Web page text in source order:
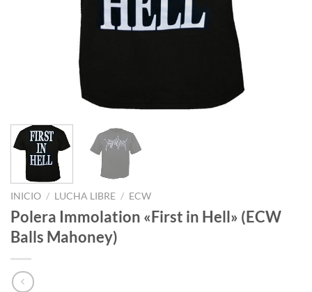
INICIO / LUCHA LIBRE / ECW
Polera Immolation «First in Hell» (ECW
Balls Mahoney)